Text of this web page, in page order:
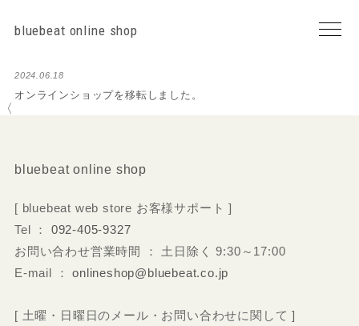
bluebeat online shop
2024.06.18
オンラインショップを移転しました。
〈
bluebeat online shop
[ bluebeat web store お客様サポート ]
Tel ： 092-405-9327
お問い合わせ営業時間 ： 土日除く 9:30～17:00
E-mail ：onlineshop@bluebeat.co.jp
[ 土曜・日曜日のメール・お問い合わせに関して ]